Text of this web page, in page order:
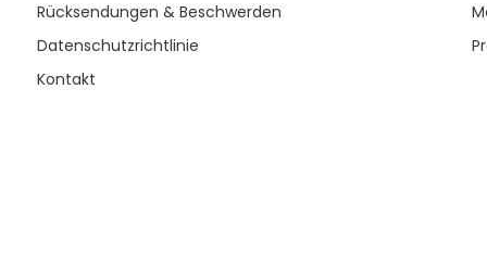
Rücksendungen & Beschwerden
Datenschutzrichtlinie
Kontakt